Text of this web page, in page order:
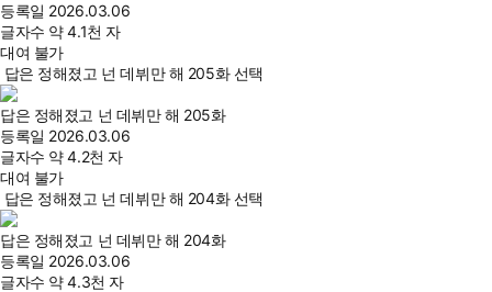
등록일 2026.03.06
글자수 약 4.1천 자
대여 불가
답은 정해졌고 넌 데뷔만 해 205화 선택
답은 정해졌고 넌 데뷔만 해 205화
등록일 2026.03.06
글자수 약 4.2천 자
대여 불가
답은 정해졌고 넌 데뷔만 해 204화 선택
답은 정해졌고 넌 데뷔만 해 204화
등록일 2026.03.06
글자수 약 4.3천 자